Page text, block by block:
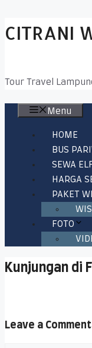
CITRANI
Tour Travel
Menu
HOME
BUS
SEWA
HARGA
PAKET
FOTO
Kunjungan di
Leave a Comment